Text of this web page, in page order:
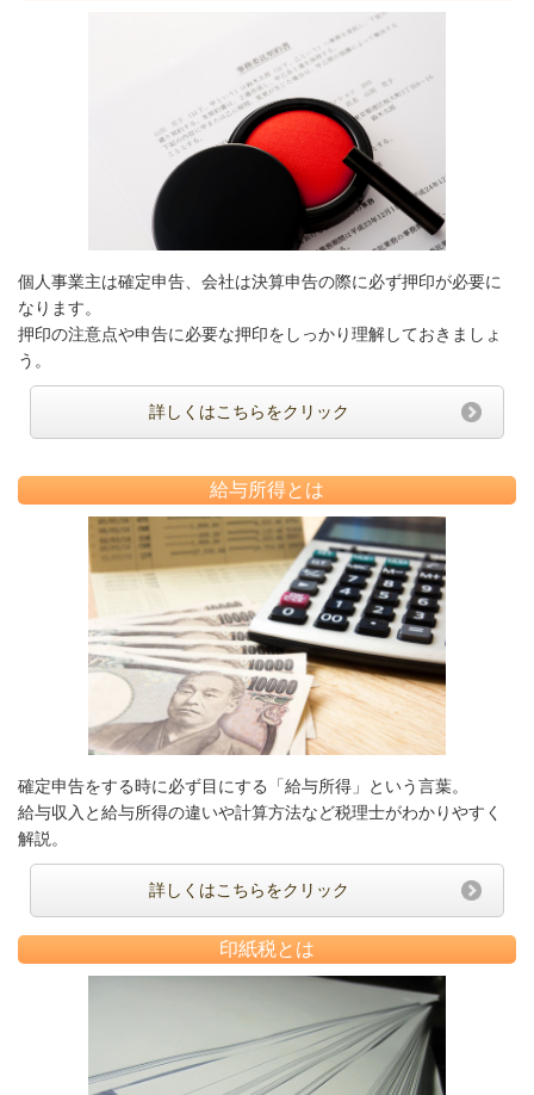
個人事業主は確定申告、会社は決算申告の際に必ず押印が必要に
なります。
押印の注意点や申告に必要な押印をしっかり理解しておきましょ
う。
詳しくはこちらをクリック
給与所得とは
確定申告をする時に必ず目にする「給与所得」という言葉。
給与収入と給与所得の違いや計算方法など税理士がわかりやすく
解説。
詳しくはこちらをクリック
印紙税とは